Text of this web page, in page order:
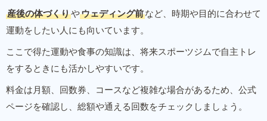
産後の体づくりやウェディング前など、時期や目的に合わせて
運動をしたい人にも向いています。
ここで得た運動や食事の知識は、将来スポーツジムで自主トレ
をするときにも活かしやすいです。
料金は月額、回数券、コースなど複雑な場合があるため、公式
ページを確認し、総額や通える回数をチェックしましょう。